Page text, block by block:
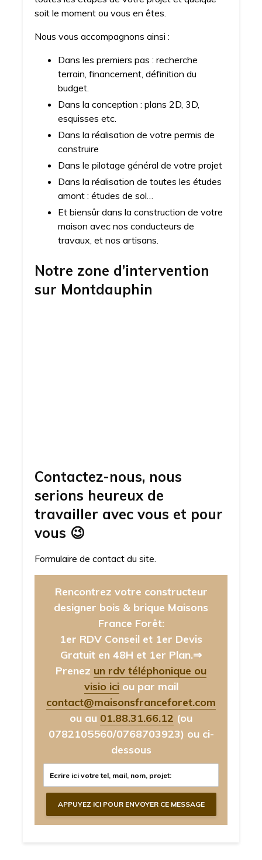
soit le moment ou vous en êtes.
Nous vous accompagnons ainsi :
Dans les premiers pas : recherche
terrain, financement, définition du
budget.
Dans la conception : plans 2D, 3D,
esquisses etc.
Dans la réalisation de votre permis de
construire
Dans le pilotage général de votre projet
Dans la réalisation de toutes les études
amont : études de sol…
Et biensûr dans la construction de votre
maison avec nos conducteurs de
travaux, et nos artisans.
Notre zone d’intervention
sur Montdauphin
Contactez-nous, nous
serions heureux de
travailler avec vous et pour
vous 😉
Formulaire de contact du site.
Rencontrez votre constructeur
designer bois & brique Maisons
France Forêt:
1er RDV Conseil et 1er Devis
Gratuit en 48H et 1er Plan.⇒
Prenez un rdv téléphonique ou
visio iciou par mail
contact@maisonsfranceforet.com
ou au 01.88.31.66.12 (ou
0782105560/0768703923) ou ci-
dessous